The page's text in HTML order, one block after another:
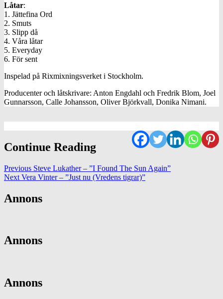
Låtar:
1. Jättefina Ord
2. Smuts
3. Slipp då
4. Våra låtar
5. Everyday
6. För sent
Inspelad på Rixmixningsverket i Stockholm.
Producenter och låtskrivare: Anton Engdahl och Fredrik Blom, Joel
Gunnarsson, Calle Johansson, Oliver Björkvall, Donika Nimani.
Continue Reading
Previous Steve Lukather – ”I Found The Sun Again”
Next Vera Vinter – ”Just nu (Vredens tigrar)”
Annons
Annons
Annons